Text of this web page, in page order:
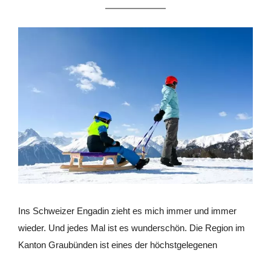
Ins Schweizer Engadin zieht es mich immer und immer
wieder. Und jedes Mal ist es wunderschön. Die Region im
Kanton Graubünden ist eines der höchstgelegenen